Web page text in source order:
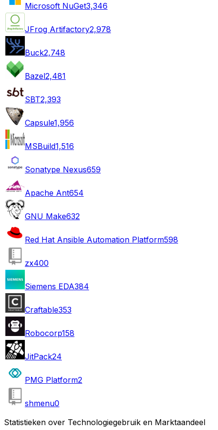
Microsoft NuGet3,346
JFrog Artifactory2,978
Buck2,748
Bazel2,481
SBT2,393
Capsule1,956
MSBuild1,516
Sonatype Nexus659
Apache Ant654
GNU Make632
Red Hat Ansible Automation Platform598
zx400
Siemens EDA384
Craftable353
Robocorp158
JitPack24
PMG Platform2
shmenu0
Statistieken over Technologiegebruik en Marktaandeel